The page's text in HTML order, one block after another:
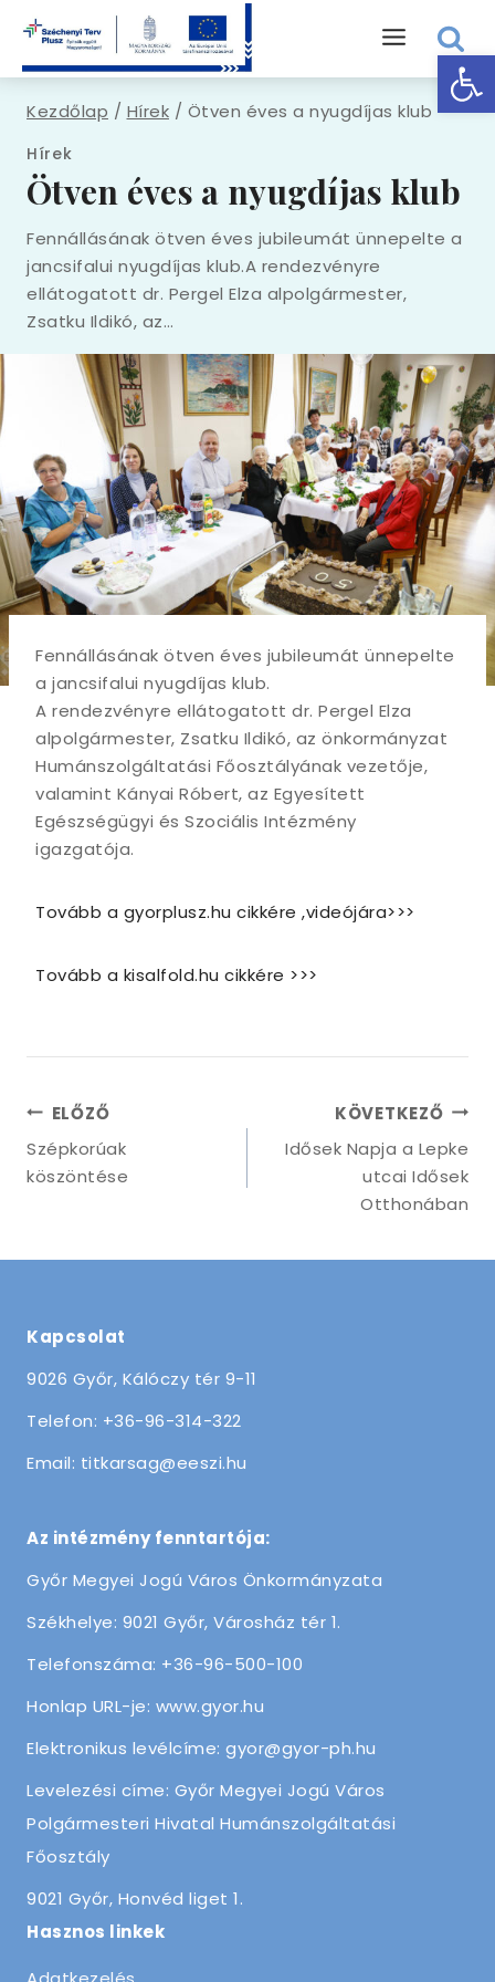
content
Kezdőlap / Hírek / Ötven éves a nyugdíjas klub
Hírek
Ötven éves a nyugdíjas klub
Fennállásának ötven éves jubileumát ünnepelte a
jancsifalui nyugdíjas klub.A rendezvényre
ellátogatott dr. Pergel Elza alpolgármester,
Zsatku Ildikó, az…
Fennállásának ötven éves jubileumát ünnepelte
a jancsifalui nyugdíjas klub.
A rendezvényre ellátogatott dr. Pergel Elza
alpolgármester, Zsatku Ildikó, az önkormányzat
Humánszolgáltatási Főosztályának vezetője,
valamint Kányai Róbert, az Egyesített
Egészségügyi és Szociális Intézmény
igazgatója.
Tovább a gyorplusz.hu cikkére ,videójára>>>
Tovább a kisalfold.hu cikkére >>>
Bejegyzés
navigáció
ELŐZŐ
Szépkorúak
köszöntése
KÖVETKEZŐ
Idősek Napja a Lepke
utcai Idősek
Otthonában
Kapcsolat
9026 Győr, Kálóczy tér 9-11
Telefon: +36-96-314-322
Email: titkarsag@eeszi.hu
Az intézmény fenntartója:
Győr Megyei Jogú Város Önkormányzata
Székhelye: 9021 Győr, Városház tér 1.
Telefonszáma: +36-96-500-100
Honlap URL-je: www.gyor.hu
Elektronikus levélcíme: gyor@gyor-ph.hu
Levelezési címe: Győr Megyei Jogú Város
Polgármesteri Hivatal Humánszolgáltatási
Főosztály
9021 Győr, Honvéd liget 1.
Hasznos linkek